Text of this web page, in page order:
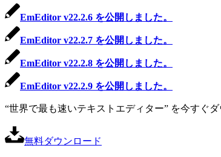
EmEditor v22.2.6 を公開しました。
EmEditor v22.2.7 を公開しました。
EmEditor v22.2.8 を公開しました。
EmEditor v22.2.9 を公開しました。
“世界で最も速いテキストエディター” を今すぐ
無料ダウンロード